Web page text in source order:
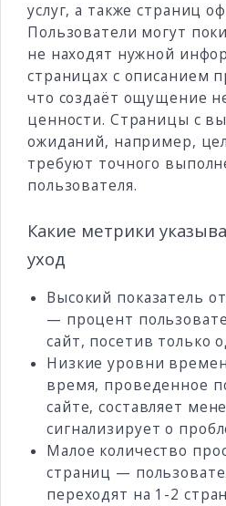
услуг, а также страниц
Пользователи могут
не находят нужной
страницах с описанием
что создаёт ощущение
ценности. Страницы с
ожиданий, например,
требуют точного
пользователя.
Какие метрики
уход
Высокий показатель
— процент
сайт, посетив только
Низкие уровни
время, проведенное
сайте, составляет
сигнализирует о
Малое количество
страниц —
переходят на 1-2